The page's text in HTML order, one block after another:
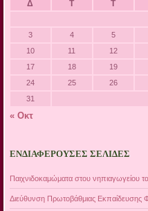
Δ Τ Τ
« Οκτ
3
4 5
10
11 12
17
18 19
24
25 26
31
ΕΝΔΙΑΦΈΡΟΥΣΕΣ ΣΕΛΊΔΕΣ
Παιχνιδοκαμώματα στου νηπιαγωγείου
Διεύθυνση Πρωτοβάθμιας Εκπαίδευσης